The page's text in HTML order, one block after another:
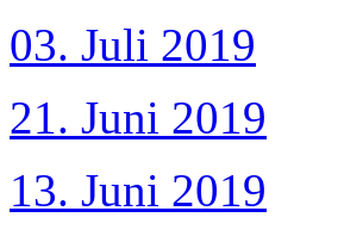
03. Juli 2019
21. Juni 2019
13. Juni 2019